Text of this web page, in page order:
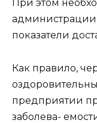
При этом
показатели
Как правило,
предприятии
заболева-